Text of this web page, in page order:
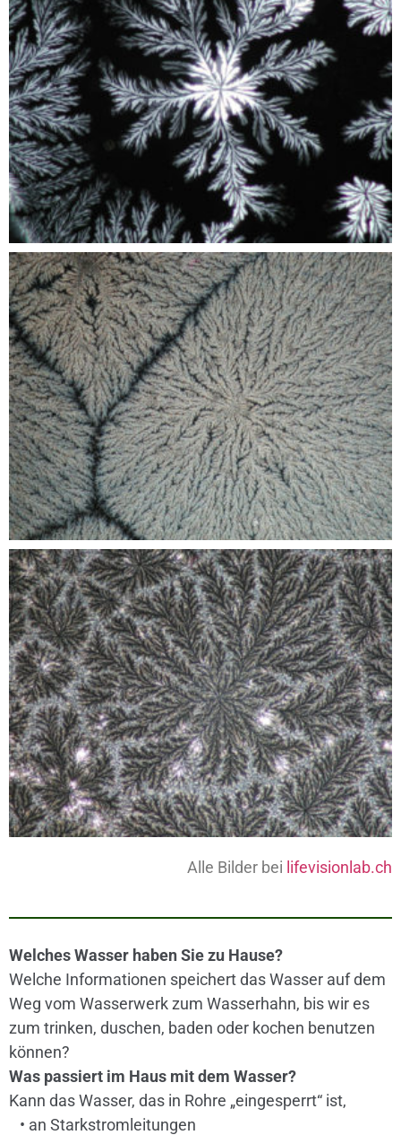
Alle Bilder bei lifevisionlab.ch
Welches Wasser haben Sie zu Hause?
Welche Informationen speichert das Wasser auf dem
Weg vom Wasserwerk zum Wasserhahn, bis wir es
zum trinken, duschen, baden oder kochen benutzen
können?
Was passiert im Haus mit dem Wasser?
Kann das Wasser, das in Rohre „eingesperrt“ ist,
• an Starkstromleitungen